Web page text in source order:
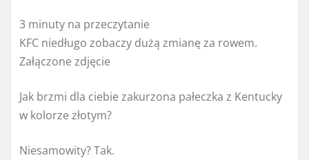
3 minuty na przeczytanie
KFC niedługo zobaczy dużą zmianę za rowem.
Załączone zdjęcie
Jak brzmi dla ciebie zakurzona pałeczka z Kentucky
w kolorze złotym?
Niesamowity? Tak.